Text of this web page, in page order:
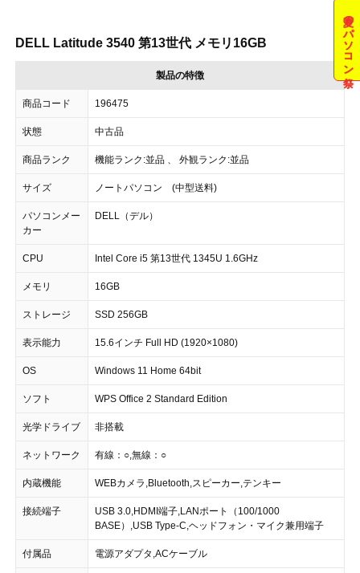
DELL Latitude 3540 第13世代 メモリ16GB
製品の特徴
商品コード 196475
状態 中古品
商品ランク 機能ランク:並品 、 外観ランク:並品
サイズ ノートパソコン (中型送料)
パソコンメー
カー
DELL（デル）
CPU Intel Core i5 第13世代 1345U 1.6GHz
メモリ 16GB
ストレージ SSD 256GB
表示能力 15.6インチ Full HD (1920×1080)
OS Windows 11 Home 64bit
ソフト WPS Office 2 Standard Edition
光学ドライブ 非搭載
ネットワーク 有線：○,無線：○
内蔵機能 WEBカメラ,Bluetooth,スピーカー,テンキー
接続端子
USB 3.0,HDMI端子,LANポート（100/1000
BASE）,USB Type-C,ヘッドフォン・マイク兼用端子
付属品 電源アダプタ,ACケーブル
夏のパソコン祭